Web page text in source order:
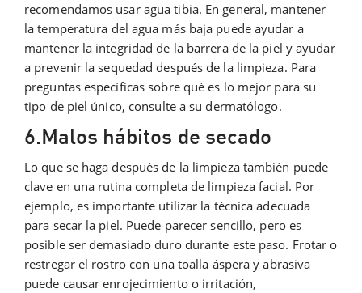
recomendamos usar agua tibia. En general, mantener
la temperatura del agua más baja puede ayudar a
mantener la integridad de la barrera de la piel y ayudar
a prevenir la sequedad después de la limpieza. Para
preguntas específicas sobre qué es lo mejor para su
tipo de piel único, consulte a su dermatólogo.
6.Malos hábitos de secado
Lo que se haga después de la limpieza también puede
clave en una rutina completa de limpieza facial. Por
ejemplo, es importante utilizar la técnica adecuada
para secar la piel. Puede parecer sencillo, pero es
posible ser demasiado duro durante este paso. Frotar o
restregar el rostro con una toalla áspera y abrasiva
puede causar enrojecimiento o irritación,